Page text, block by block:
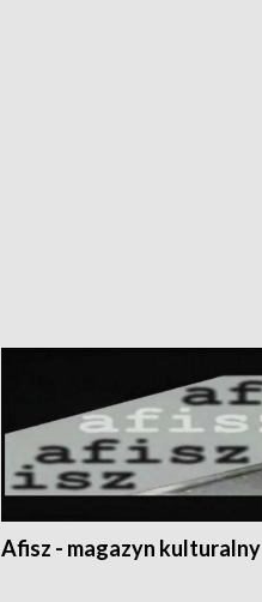
Afisz - magazyn kulturalny